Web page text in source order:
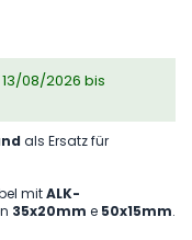
08/2026 bis
als Ersatz für
mitALK-
35x20mm e 50x15mm.